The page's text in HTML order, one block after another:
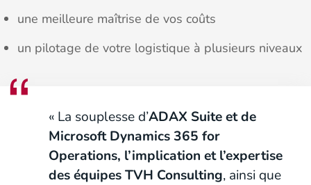
une meilleure maîtrise de vos coûts
un pilotage de votre logistique à plusieurs niveaux
« La souplesse d’ADAX Suite et de
Microsoft Dynamics 365 for
Operations, l’implication et l’expertise
des équipes TVH Consulting, ainsi que